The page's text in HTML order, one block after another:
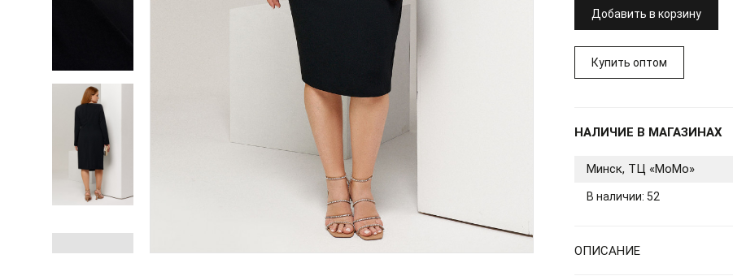
Добавить в корзину
Купить оптом
НАЛИЧИЕ В МАГАЗИНАХ
Минск, ТЦ «МоМо»
В наличии: 52
ОПИСАНИЕ